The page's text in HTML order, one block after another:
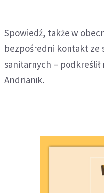
Spowiedź, także w
bezpośredni kontakt ze
sanitarnych – podkreślił
Andrianik.